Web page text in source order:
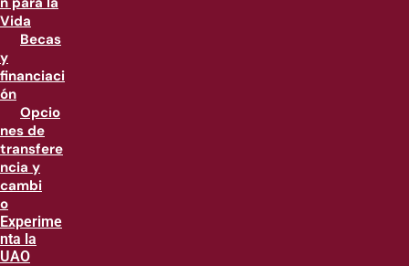
Vida
Becas
y
financiaci
ón
Opcio
nes de
transfere
ncia y
cambi
o
Experime
nta la
UAO